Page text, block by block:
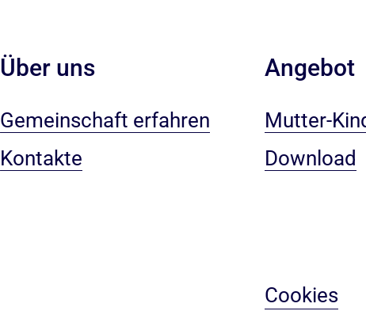
Über uns
Gemeinschaft erfahren
Kontakte
Angebot
Mutter-
Download
Cookies